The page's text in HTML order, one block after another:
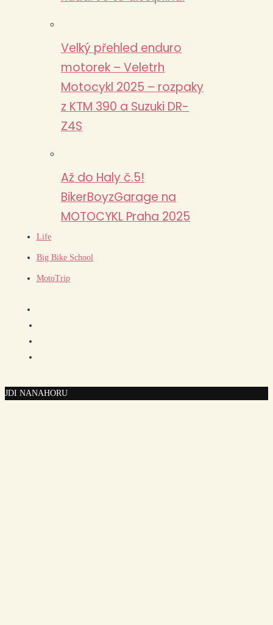
Velký přehled enduro
motorek – Veletrh
Motocykl 2025 – rozpaky
z KTM 390 a Suzuki DR-
Z4S
Až do Haly č.5!
BikerBoyzGarage na
MOTOCYKL Praha 2025
Life
Big Bike School
MotoTrip
JDI NANAHORU